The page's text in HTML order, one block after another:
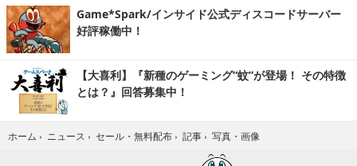
Game*Spark/インサイド公式ディスコードサーバー
好評稼働中！
【大喜利】『新種のゲーミング“蚊”が登場！ その特徴
とは？』回答募集中！
ホーム › ニュース › セール・無料配布 › 記事 › 写真・画像